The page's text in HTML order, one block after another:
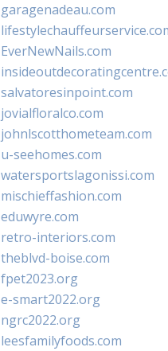
garagenadeau.com
EverNewNails.com
salvatoresinpoint.com
jovialfloralco.com
johnlscotthometeam.com
u-seehomes.com
watersportslagonissi.com
mischieffashion.com
eduwyre.com
retro-interiors.com
theblvd-boise.com
fpet2023.org
e-smart2022.org
ngrc2022.org
leesfamilyfoods.com